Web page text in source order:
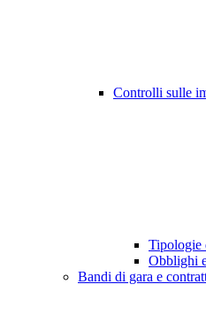
Controlli sulle
Tipologie
Obblighi
Bandi di gara e